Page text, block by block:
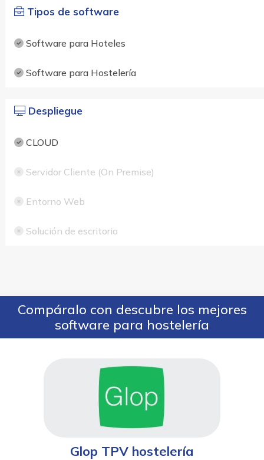
Tipos de software
Software para Hoteles
Software para Hostelería
Despliegue
CLOUD
Servidor Cliente (On Premise)
Entorno Web
Solución de escritorio
Compáralo con descubre los mejores
software para hostelería
Glop TPV hostelería